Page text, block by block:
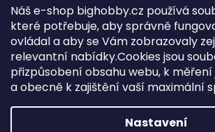
Náš e-shop bighobby.cz používá
které potřebuje, aby správně
ovládal a aby se Vám zobrazovaly
relevantní nabídky.Cookies jsou
přizpůsobení obsahu webu, k
a obecně k zajištění vaší maximální
Nastavení
Jak vybrat správné
Najít správné servo
Copyright (c) 2016 -2026 Big hobby.cz